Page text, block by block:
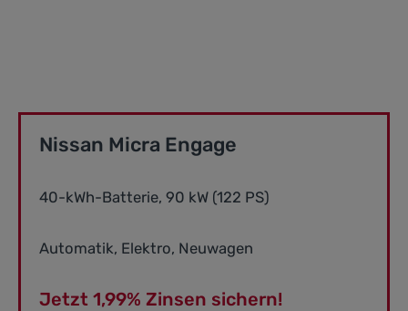
Nissan Micra Engage
40-kWh-Batterie, 90 kW (122 PS)
Automatik, Elektro, Neuwagen
Jetzt 1,99% Zinsen sichern!